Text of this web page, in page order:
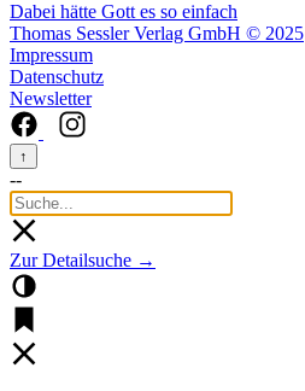
Dabei hätte Gott es so einfach
Thomas Sessler Verlag GmbH © 2025
Impressum
Datenschutz
Newsletter
↑
--
Zur Detailsuche →